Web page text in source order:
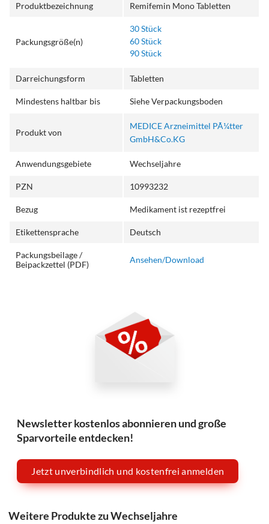
Produktbezeichnung Remifemin Mono Tabletten
Packungsgröße(n)
30 Stück
60 Stück
90 Stück
Darreichungsform Tabletten
Mindestens haltbar bis Siehe Verpackungsboden
Produkt von
MEDICE Arzneimittel PÃ¼tter
GmbH&Co.KG
Anwendungsgebiete Wechseljahre
PZN 10993232
Bezug Medikament ist rezeptfrei
Etikettensprache Deutsch
Packungsbeilage /
Beipackzettel (PDF)
Ansehen/Download
Newsletter kostenlos abonnieren und große
Sparvorteile entdecken!
Jetzt unverbindlich und kostenfrei anmelden
Weitere Produkte zu Wechseljahre